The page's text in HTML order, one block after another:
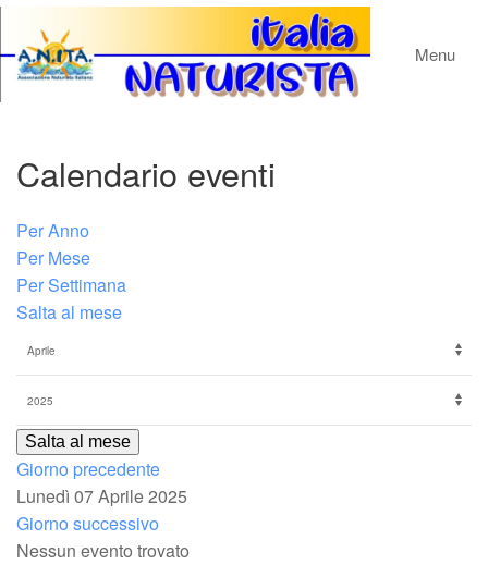
Menu
Calendario eventi
Per Anno
Per Mese
Per Settimana
Salta al mese
Salta al mese
Giorno precedente
Lunedì 07 Aprile 2025
Giorno successivo
Nessun evento trovato